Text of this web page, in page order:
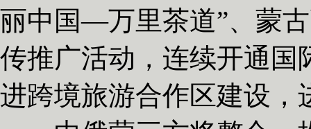
丽中国—万里茶道”、蒙
传推广活动，连续开通国
进跨境旅游合作区建设，